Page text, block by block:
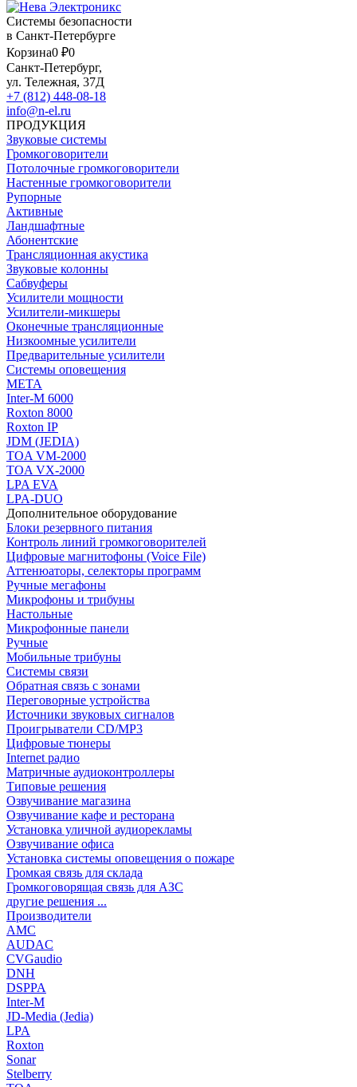
Системы безопасности
в Санкт-Петербурге
Корзина0 ₽0
Санкт-Петербург,
ул. Тележная, 37Д
+7 (812) 448-08-18
info@n-el.ru
ПРОДУКЦИЯ
Звуковые системы
Громкоговорители
Потолочные громкоговорители
Настенные громкоговорители
Рупорные
Активные
Ландшафтные
Абонентские
Трансляционная акустика
Звуковые колонны
Сабвуферы
Усилители мощности
Усилители-микшеры
Оконечные трансляционные
Низкоомные усилители
Предварительные усилители
Системы оповещения
МЕТА
Inter-M 6000
Roxton 8000
Roxton IP
JDM (JEDIA)
TOA VM-2000
TOA VX-2000
LPA EVA
LPA-DUO
Дополнительное оборудование
Блоки резервного питания
Контроль линий громкоговорителей
Цифровые магнитофоны (Voice File)
Аттенюаторы, селекторы программ
Ручные мегафоны
Микрофоны и трибуны
Настольные
Микрофонные панели
Ручные
Мобильные трибуны
Системы связи
Обратная связь с зонами
Переговорные устройства
Источники звуковых сигналов
Проигрыватели CD/MP3
Цифровые тюнеры
Internet радио
Матричные аудиоконтроллеры
Типовые решения
Озвучивание магазина
Озвучивание кафе и ресторана
Установка уличной аудиорекламы
Озвучивание офиса
Установка системы оповещения о пожаре
Громкая связь для склада
Громкоговорящая связь для АЗС
другие решения ...
Производители
AMC
AUDAC
CVGaudio
DNH
DSPPA
Inter-M
JD-Media (Jedia)
LPA
Roxton
Sonar
Stelberry